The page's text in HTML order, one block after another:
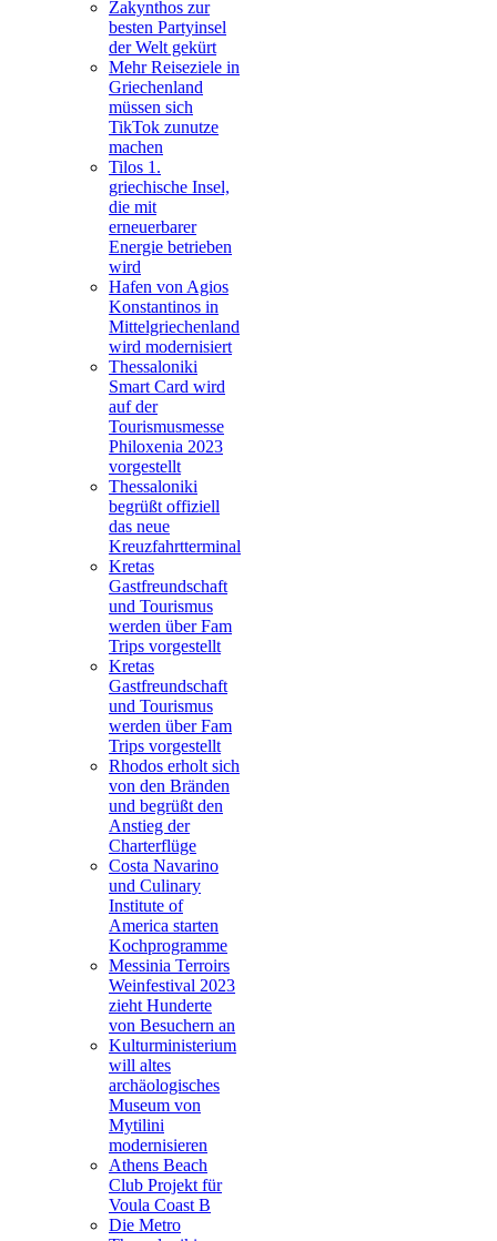
Zakynthos zur
besten Partyinsel
der Welt gekürt
Mehr Reiseziele in
Griechenland
müssen sich
TikTok zunutze
machen
Tilos 1.
griechische Insel,
die mit
erneuerbarer
Energie betrieben
wird
Hafen von Agios
Konstantinos in
Mittelgriechenland
wird modernisiert
Thessaloniki
Smart Card wird
auf der
Tourismusmesse
Philoxenia 2023
vorgestellt
Thessaloniki
begrüßt offiziell
das neue
Kreuzfahrtterminal
Kretas
Gastfreundschaft
und Tourismus
werden über Fam
Trips vorgestellt
Kretas
Gastfreundschaft
und Tourismus
werden über Fam
Trips vorgestellt
Rhodos erholt sich
von den Bränden
und begrüßt den
Anstieg der
Charterflüge
Costa Navarino
und Culinary
Institute of
America starten
Kochprogramme
Messinia Terroirs
Weinfestival 2023
zieht Hunderte
von Besuchern an
Kulturministerium
will altes
archäologisches
Museum von
Mytilini
modernisieren
Athens Beach
Club Projekt für
Voula Coast B
Die Metro